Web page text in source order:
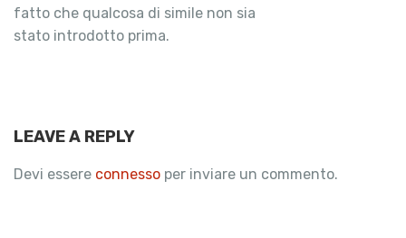
fatto che qualcosa di simile non sia
stato introdotto prima.
LEAVE A REPLY
Devi essere connesso per inviare un commento.